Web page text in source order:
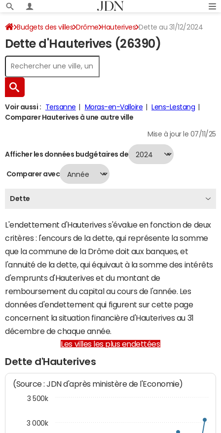
Budgets des villes Drôme Hauterives Dette au 31/12/2024
Dette d'Hauterives (26390)
Voir aussi : Tersanne Moras-en-Valloire
Lens-Lestang
Comparer Hauterives à une autre ville
Mise à jour le 07/11/25
Afficher les données budgétaires de
Comparer avec
Dette
L'endettement d'Hauterives s'évalue en fonction de deux
critères : l'encours de la dette, qui représente la somme
que la commune de la Drôme doit aux banques, et
l'annuité de la dette, qui équivaut à la somme des intérêts
d'emprunts d'Hauterives et du montant de
remboursement du capital au cours de l'année. Les
données d'endettement qui figurent sur cette page
concernent la situation financière d'Hauterives au 31
décembre de chaque année.
Les villes les plus endettées
Dette d'Hauterives
(Source : JDN d'après ministère de l'Economie)
3 000k
3 500k